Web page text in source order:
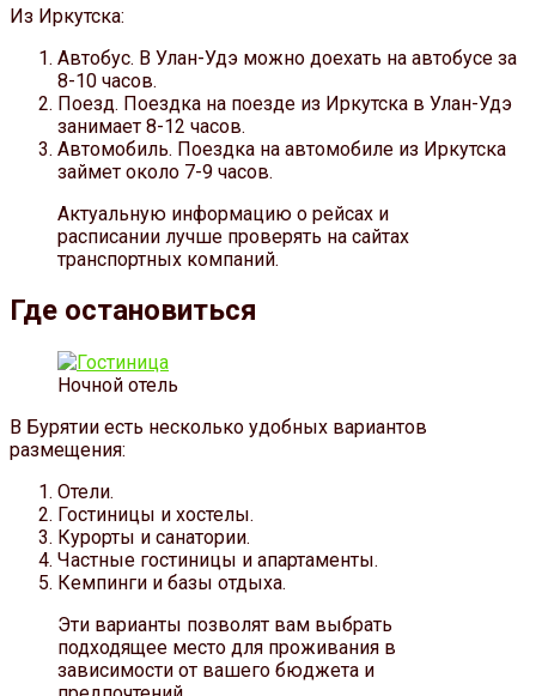
Из Иркутска:
Автобус. В Улан-Удэ можно доехать на автобусе за
8-10 часов.
Поезд. Поездка на поезде из Иркутска в Улан-Удэ
занимает 8-12 часов.
Автомобиль. Поездка на автомобиле из Иркутска
займет около 7-9 часов.
Актуальную информацию о рейсах и
расписании лучше проверять на сайтах
транспортных компаний.
Где остановиться
Ночной отель
В Бурятии есть несколько удобных вариантов
размещения:
Отели.
Гостиницы и хостелы.
Курорты и санатории.
Частные гостиницы и апартаменты.
Кемпинги и базы отдыха.
Эти варианты позволят вам выбрать
подходящее место для проживания в
зависимости от вашего бюджета и